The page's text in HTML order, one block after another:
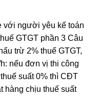
với người yêu kế toán
GTGT phần 3 Câu
trừ 2% thuế GTGT,
nếu đơn vị thi công
suất 0% thì CĐT
hàng chịu thuế suất